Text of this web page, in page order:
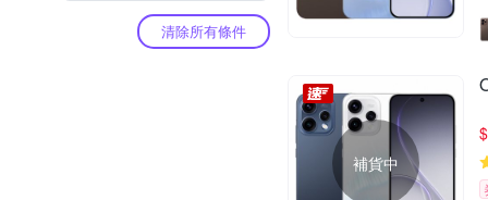
清除所有條件
補貨中
$